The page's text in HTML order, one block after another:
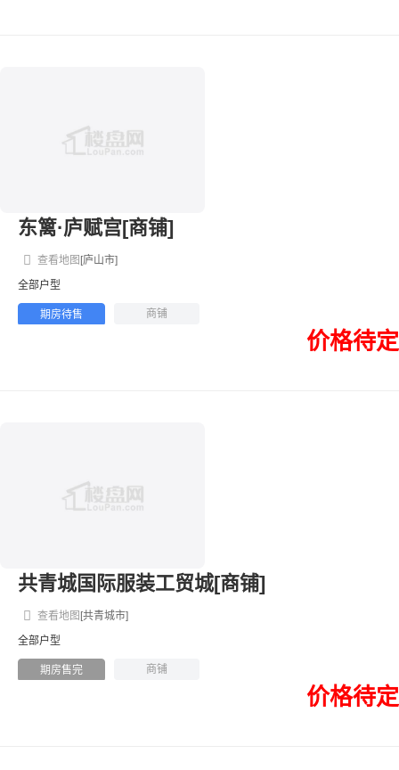
东篱·庐赋宫[商铺]
[庐山市]
查看地图
全部户型
期房待售 商铺
价格待定
共青城国际服装工贸城[商铺]
[共青城市]
查看地图
全部户型
期房售完 商铺
价格待定